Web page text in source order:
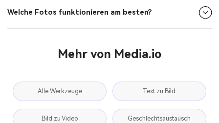
Welche Fotos funktionieren am besten?
Mehr von Media.io
Alle Werkzeuge Text zu Bild
Bild zu Video Geschlechtsaustausch